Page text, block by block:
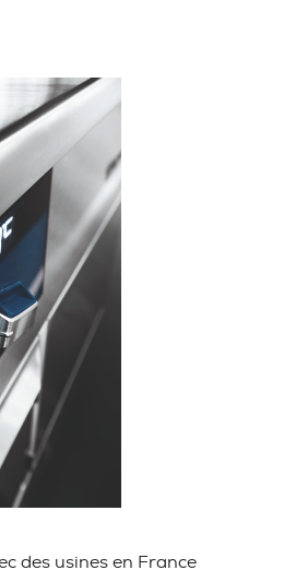
des usines en France